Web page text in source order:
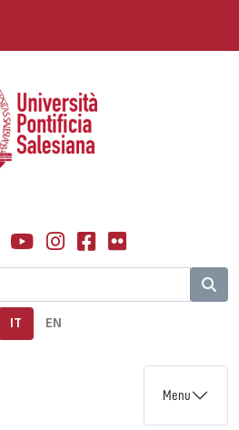
IT EN
Menu